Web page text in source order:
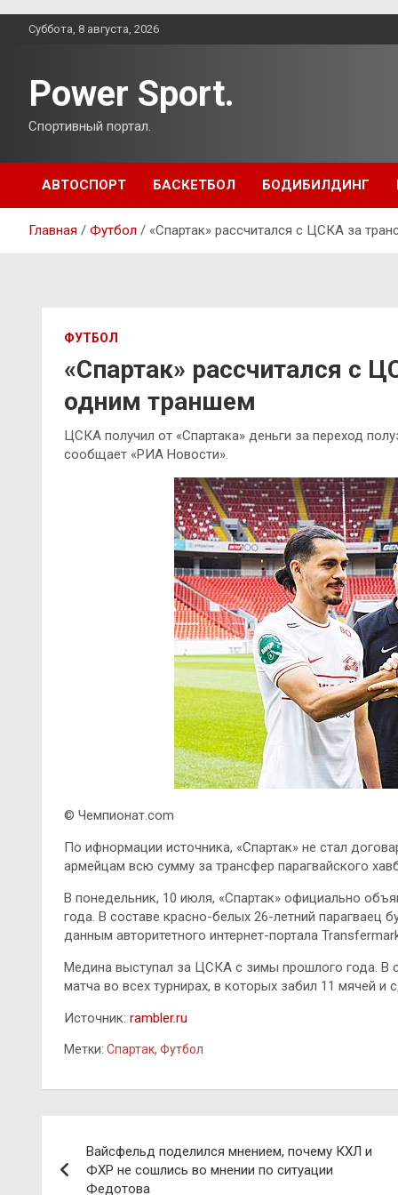
ПерейтиСуббота, 8 августа, 2026
Power Sport.
Спортивный портал.
АВТОСПОРТ БАСКЕТБОЛ БОДИБИЛДИНГ
Главная Футбол «Спартак» рассчитался с ЦСКА за
ФУТБОЛ
«Спартак» рассчитался с
одним траншем
ЦСКА получил от «Спартака» деньги за переход
сообщает «РИА Новости».
© Чемпионат.com
По ифнормации источника, «Спартак» не стал
армейцам всю сумму за трансфер парагвайского
В понедельник, 10 июля, «Спартак» официально
года. В составе красно-белых 26-летний парагваец
данным авторитетного интернет-портала
Медина выступал за ЦСКА с зимы прошлого года. В
матча во всех турнирах, в которых забил 11 мячей и
Источник: rambler.ru
Метки: Спартак, Футбол
по
Вайсфельд поделился мнением, почему КХЛ и
ФХР не сошлись во мнении по ситуации
Федотова